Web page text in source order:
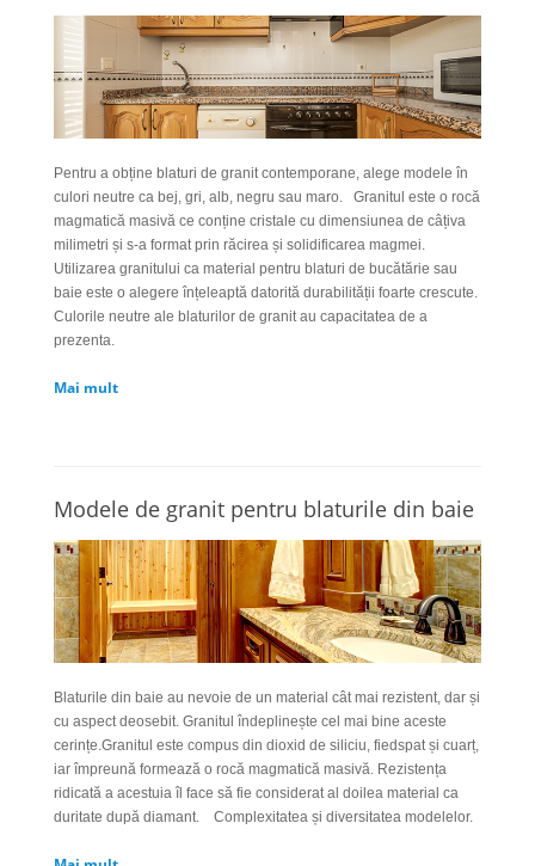
Pentru a obține blaturi de granit contemporane, alege modele în
culori neutre ca bej, gri, alb, negru sau maro.
Granitul este o rocă
magmatică masivă ce conține cristale cu dimensiunea de câțiva
milimetri și s-a format prin răcirea și solidificarea magmei.
Utilizarea granitului ca material pentru blaturi de bucătărie sau
baie este o alegere înțeleaptă datorită durabilității foarte crescute.
Culorile neutre ale blaturilor de granit au capacitatea de a
prezenta.
Mai mult
Modele de granit pentru blaturile din baie
Blaturile din baie au nevoie de un material cât mai rezistent, dar și
cu aspect deosebit. Granitul îndeplinește cel mai bine aceste
cerințe.Granitul este compus din dioxid de siliciu, fiedspatși cuarț,
iar împreună formează o rocă magmatică masivă. Rezistența
ridicată a acestuia îl face să fie considerat al doilea material ca
duritate după diamant.
Complexitatea și diversitatea modelelor.